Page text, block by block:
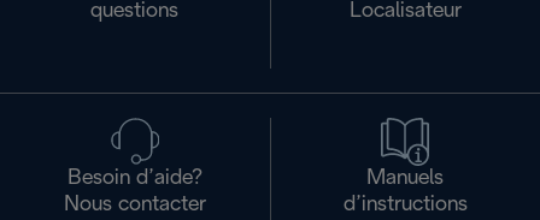
questions
Localisateur
Besoin d’aide?
Nous contacter
Manuels
d’instructions